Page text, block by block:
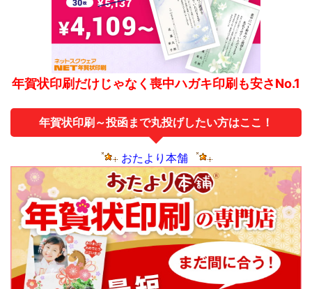
年賀状印刷だけじゃなく喪中ハガキ印刷も安さNo.1
年賀状印刷～投函まで丸投げしたい方はここ！
おたより本舗